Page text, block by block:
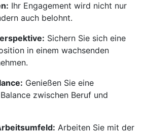
Ihr Engagement wird nicht nur
auch belohnt.
Sichern Sie sich eine
in einem wachsenden
Genießen Sie eine
zwischen Beruf und
Arbeiten Sie mit der